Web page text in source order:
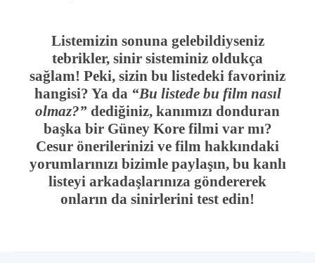
Listemizin sonuna gelebildiyseniz
tebrikler, sinir sisteminiz oldukça
sağlam! Peki, sizin bu listedeki favoriniz
hangisi? Ya da “Bu listede bu film nasıl
olmaz?” dediğiniz, kanımızı donduran
başka bir Güney Kore filmi var mı?
Cesur önerilerinizi ve film hakkındaki
yorumlarınızı bizimle paylaşın, bu kanlı
listeyi arkadaşlarınıza göndererek
onların da sinirlerini test edin!